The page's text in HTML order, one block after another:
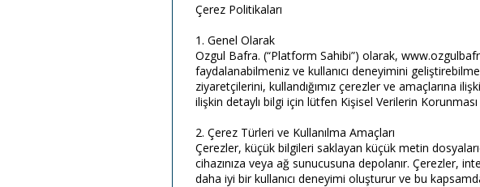
Çerez Politikaları
1. Genel Olarak
Ozgul Bafra. (“Platform Sahibi”) olarak,
faydalanabilmeniz ve kullanıcı deneyimini
ziyaretçilerini, kullandığımız çerezler ve amaçlarına
ilişkin detaylı bilgi için lütfen Kişisel Verilerin
2. Çerez Türleri ve Kullanılma Amaçları
Çerezler, küçük bilgileri saklayan küçük metin
cihazınıza veya ağ sunucusuna depolanır. Çerezler,
daha iyi bir kullanıcı deneyimi oluşturur ve bu